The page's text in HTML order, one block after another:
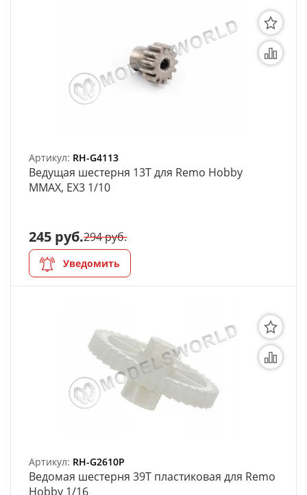
Артикул: RH-G4113
Ведущая шестерня 13T для Remo Hobby
MMAX, EX3 1/10
245 руб.294 руб.
Уведомить
Артикул: RH-G2610P
Ведомая шестерня 39Т пластиковая для Remo
Hobby 1/16